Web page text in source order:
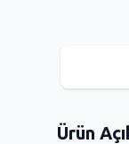
Ürün